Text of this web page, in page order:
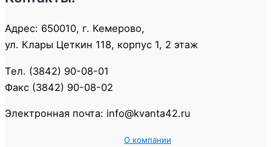
Адрес: 650010, г. Кемерово,
ул. Клары Цеткин 118, корпус 1, 2 этаж
Тел. (3842) 90-08-01
Факс (3842) 90-08-02
Электронная почта: info@kvanta42.ru
О компании